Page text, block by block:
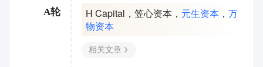
A轮 H Capital ，笠心资本 ， 元生资本 ，万
物资本
相关文章